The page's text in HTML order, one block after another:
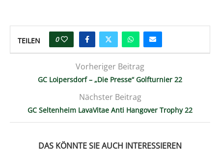
TEILEN 0
Vorheriger Beitrag
GC Loipersdorf – „Die Presse“ Golfturnier 22
Nächster Beitrag
GC Seltenheim LavaVitae Anti Hangover Trophy 22
DAS KÖNNTE SIE AUCH INTERESSIEREN